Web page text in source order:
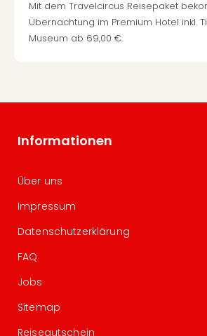
Mit dem Travelcircus Reisepaket
Übernachtung im Premium Hotel inkl.
Museum ab 69,00 €.
Informationen
Über uns
Impressum
Datenschutzerklärung
FAQ
Jobs
Sitemap
Reisegutschein